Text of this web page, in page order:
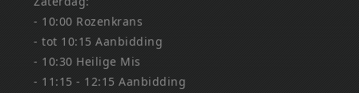
- 10:00 Rozenkrans
- tot 10:15 Aanbidding
- 10:30 Heilige Mis
- 11:15 - 12:15 Aanbidding